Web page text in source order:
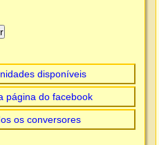
disponíveis
página do facebook
os conversores